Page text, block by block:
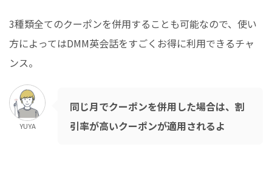
3種類全てのクーポンを併用することも可能なので、使い
方によってはDMM英会話をすごくお得に利用できるチャ
ンス。
YUYA
同じ月でクーポンを併用した場合は、割
引率が高いクーポンが適用されるよ